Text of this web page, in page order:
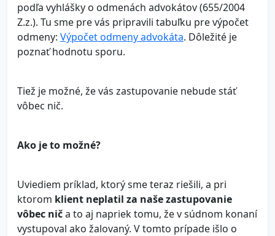
podľa vyhlášky o odmenách advokátov (655/2004
Z.z.). Tu sme pre vás pripravili tabuľku pre výpočet
odmeny: Výpočet odmeny advokáta. Dôležité je
poznať hodnotu sporu.
Tiež je možné, že vás zastupovanie nebude stáť
vôbec nič.
Ako je to možné?
Uviediem príklad, ktorý sme teraz riešili, a pri
ktorom klient neplatil za naše zastupovanie
vôbec niča to aj napriek tomu, že v súdnom konaní
vystupoval ako žalovaný. V tomto prípade išlo o